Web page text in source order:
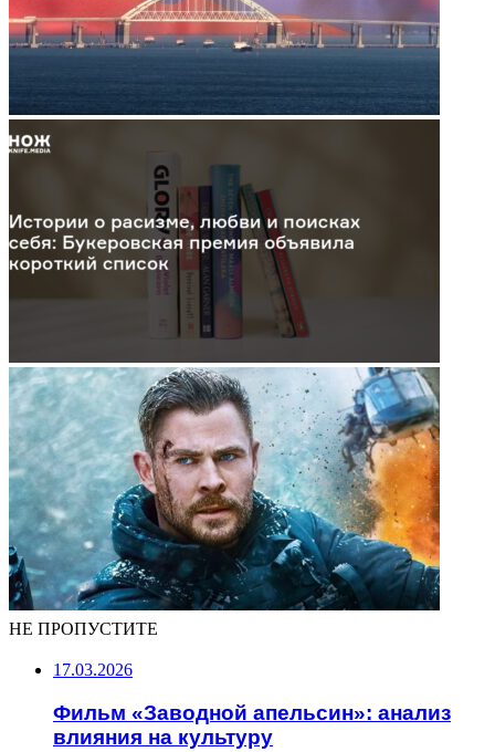
НЕ ПРОПУСТИТЕ
17.03.2026
Фильм «Заводной апельсин»: анализ
влияния на культуру